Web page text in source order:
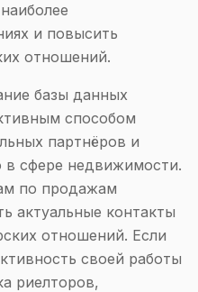
и повысить
отношений.
базы данных
способом
партнёров и
в сфере недвижимости.
по продажам
актуальные контакты
отношений. Если
своей работы
риелторов,